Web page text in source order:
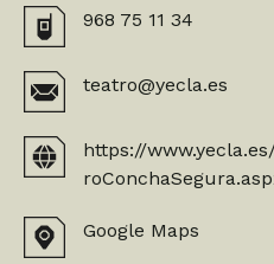
968 75 11 34
teatro@yecla.es
https://
Google Maps